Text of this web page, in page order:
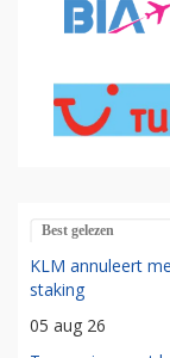
Best gelezen
KLM annuleert
staking
05 aug 26